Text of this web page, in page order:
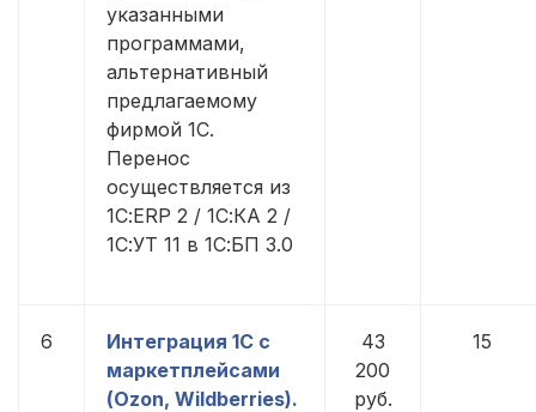
указанными
программами,
альтернативный
предлагаемому
фирмой 1С.
Перенос
осуществляется из
1С:ERP 2 / 1С:КА 2 /
1С:УТ 11 в 1С:БП 3.0
6
Интеграция 1С с
маркетплейсами
(Ozon, Wildberries).
43
200
руб.
15